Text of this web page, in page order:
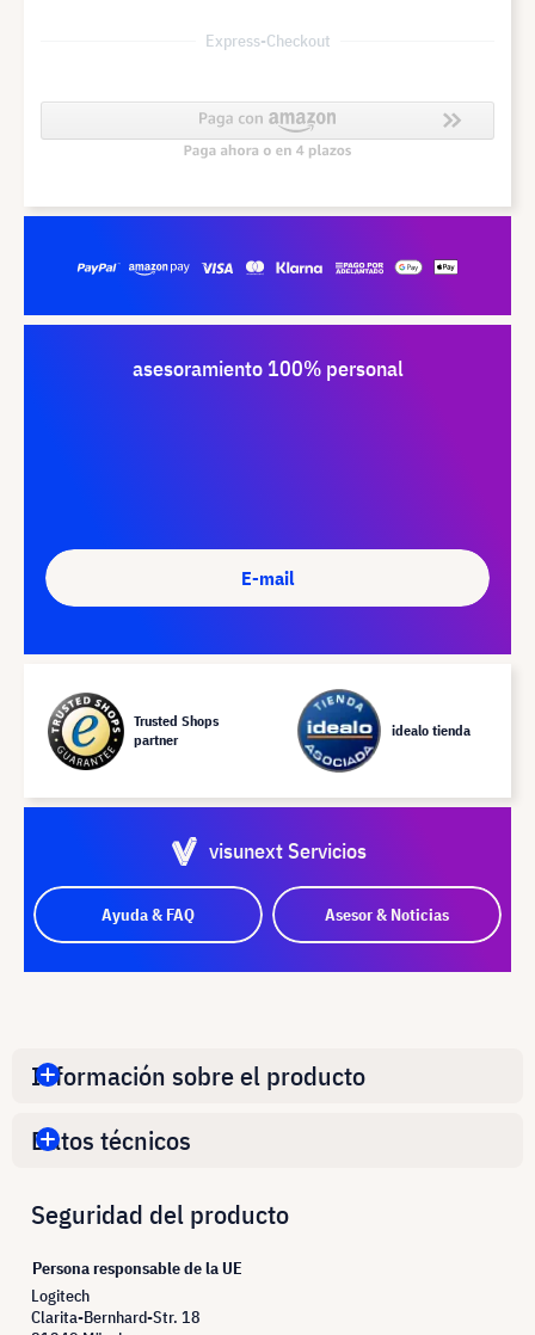
Express-Checkout
asesoramiento 100% personal
E-mail
Trusted Shops
partner
idealo tienda
visunext Servicios
Ayuda & FAQ Asesor & Noticias
Información sobre el producto
Datos técnicos
Seguridad del producto
Persona responsable de la UE
Logitech
Clarita-Bernhard-Str. 18